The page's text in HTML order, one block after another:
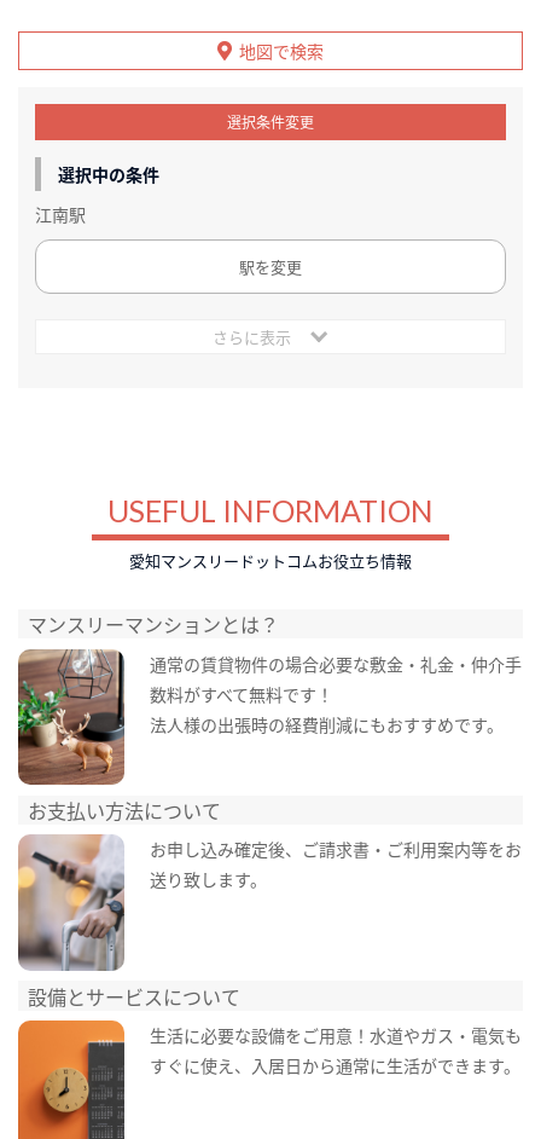
地図で検索
選択条件変更
選択中の条件
江南駅
駅を変更
さらに表示
USEFUL INFORMATION
愛知マンスリードットコムお役立ち情報
マンスリーマンションとは？
通常の賃貸物件の場合必要な敷金・礼金・仲介手
数料がすべて無料です！
法人様の出張時の経費削減にもおすすめです。
お支払い方法について
お申し込み確定後、ご請求書・ご利用案内等をお
送り致します。
設備とサービスについて
生活に必要な設備をご用意！水道やガス・電気も
すぐに使え、入居日から通常に生活ができます。